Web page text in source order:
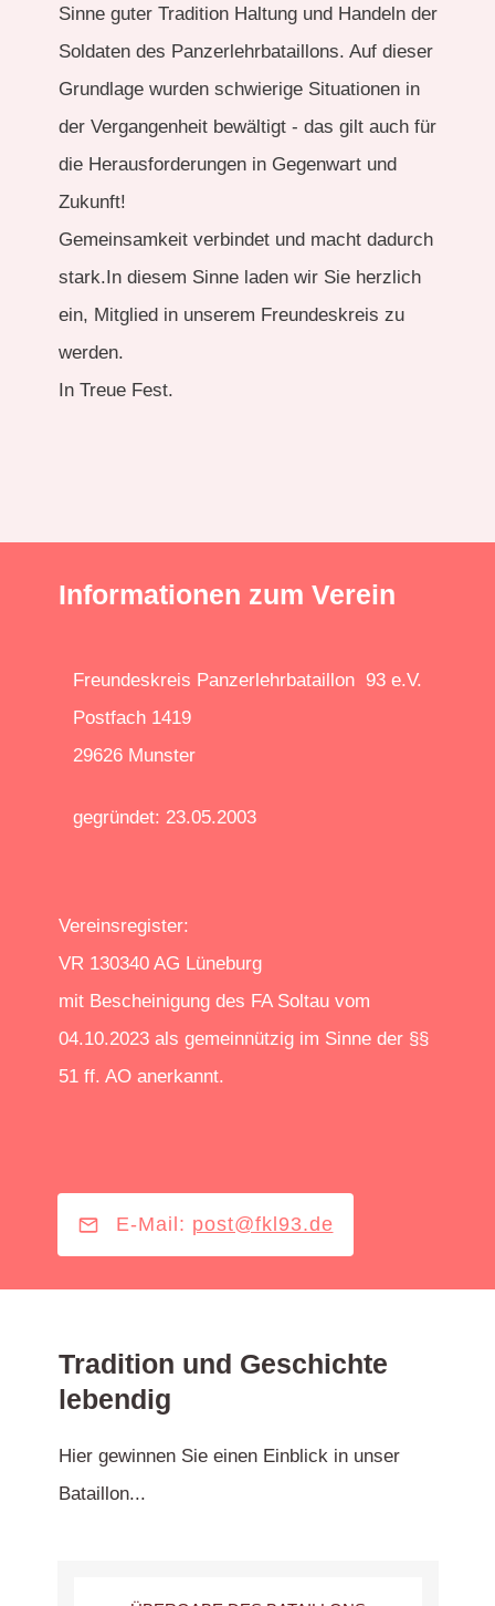
Sinne guter Tradition Haltung und Handeln der
Soldaten des Panzerlehrbataillons. Auf dieser
Grundlage wurden schwierige Situationen in
der Vergangenheit bewältigt - das gilt auch für
die Herausforderungen in Gegenwart und
Zukunft!
Gemeinsamkeit verbindet und macht dadurch
stark.In diesem Sinne laden wir Sie herzlich
ein, Mitglied in unserem Freundeskreis zu
werden.
In Treue Fest.
Informationen zum Verein
Freundeskreis Panzerlehrbataillon 93 e.V.
Postfach 1419
29626 Munster
gegründet: 23.05.2003
Vereinsregister:
VR 130340 AG Lüneburg
mit Bescheinigung des FA Soltau vom
04.10.2023 als gemeinnützig im Sinne der §§
51 ff. AO anerkannt.
E-Mail: post@fkl93.de
Tradition und Geschichte
lebendig
Hier gewinnen Sie einen Einblick in unser
Bataillon...